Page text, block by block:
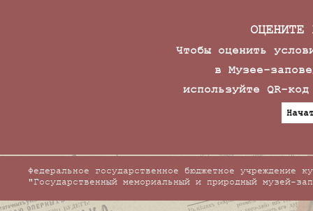
ОЦЕНИТЕ
Чтобы оценить
в Музее-
используйте QR-
Федеральное государственное бюджетное учреждение
"Государственный мемориальный и природный музей-